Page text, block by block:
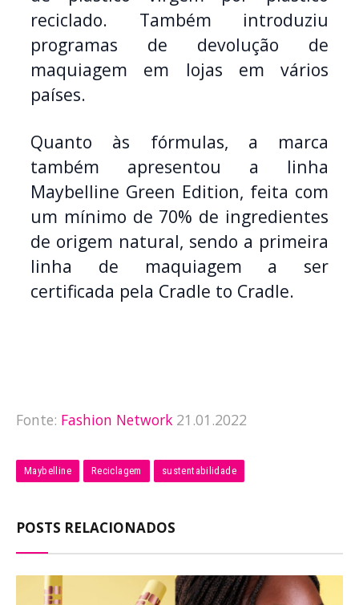
reciclado. Também introduziu
programas de devolução de
maquiagem em lojas em vários
países.
Quanto às fórmulas, a marca
também apresentou a linha
Maybelline Green Edition, feita com
um mínimo de 70% de ingredientes
de origem natural, sendo a primeira
linha de maquiagem a ser
certificada pela Cradle to Cradle.
Fonte: Fashion Network 21.01.2022
Maybelline Reciclagem sustentabilidade
POSTS RELACIONADOS